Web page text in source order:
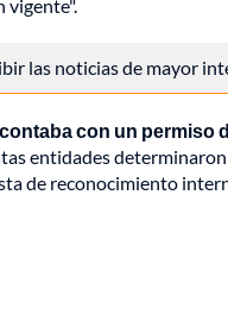
vigente".
las noticias de mayor
con un permiso
entidades
de reconocimiento